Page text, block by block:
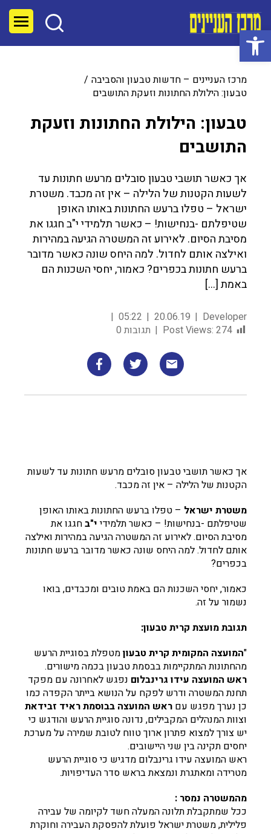
פתח סרגל נגישות
מרכז העניינים – חדשות טבעון והסביבה
טבעון: הילולת החתונות וזעקת התושבים
טבעון: הילולת החתונות וזעקת
התושבים
אך כאשר תושבי טבעון סובלים מרעש חתונות עד
לשעות הקטנות של הלילה – אין זה מכבד. משטרת
ישראל – טפלו ברעש החתונות באותו האופן
שטיפלתם -בנחישות! – כאשר תלמידי י"ב חגגו את
מסיבת הסיום. לאירוע זה המשטרה הגיעה במהירות
ואילצה אותם לחדול. למה היחס שונה כאשר מדובר
ברעש חתונות בכפרים? כאמור, יחסי השכנות הם
באמת […]
Developer
20.06.19
05:22
Post Views: 274 תגובות 0
אך כאשר תושבי טבעון סובלים מרעש חתונות עד לשעות
הקטנות של הלילה – אין זה מכבד.
משטרת ישראל – טפלו ברעש החתונות באותו האופן
שטיפלתם -בנחישות! – כאשר תלמידי י"בחגגו את
מסיבת הסיום. לאירוע זה המשטרה הגיעה במהירות ואילצה
אותם לחדול. למה היחס שונה כאשר מדובר ברעש חתונות
בכפרים?
כאמור, יחסי השכנות הם באמת טובים ומכבדים, בואו
נשמור על זה.
תגובת מועצת קרית טבעון:
"המועצה המקומית קרית טבעוןמטפלת בסוגיית הרעש
מהחתונות המתקיימות בבסמת טבעון בכמה מישורים.
ראש המועצה עידו גרינבלום נפגש לאחרונה עם מפקד
תחנת המשטרה ודרש לפקח על הנושא בייתר הקפדה כמו
כן נערך מפגש עם ראש המועצה בבוסמת ראיד זבידאת
וצוות המנהלים המקבילים, נדונה סוגיית הרעש והודגש כי
יש צורך למצוא פתרון ארוך טווח לטובת שמירה על מערכת
יחסים תקינה בין שני היישובים.
ראש המועצה עידו גרינבלום מדגיש כי סוגיית הרעש
מטרידה ומאתגרת ונמצאת בראש סדר העדיפויות.
מהמשטרה נמסר :
ככל שמתקבלת תלונה המעלה חשד לקיומה של עבירה
פלילית, משטרת ישראל פועלת להפסקת העבירה וחוקרת